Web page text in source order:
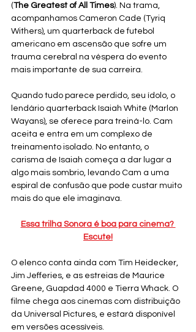
(The Greatest of All Times). Na trama,
acompanhamos Cameron Cade (Tyriq
Withers), um quarterback de futebol
americano em ascensão que sofre um
trauma cerebral na véspera do evento
mais importante de sua carreira.
Quando tudo parece perdido, seu ídolo, o
lendário quarterback Isaiah White (Marlon
Wayans), se oferece para treiná-lo. Cam
aceita e entra em um complexo de
treinamento isolado. No entanto, o
carisma de Isaiah começa a dar lugar a
algo mais sombrio, levando Cam a uma
espiral de confusão que pode custar muito
mais do que ele imaginava.
Essa trilha Sonora é boa para cinema?
Escute!
O elenco conta ainda com Tim Heidecker,
Jim Jefferies, e as estreias de Maurice
Greene, Guapdad 4000 e Tierra Whack. O
filme chega aos cinemas com distribuição
da Universal Pictures, e estará disponível
em versões acessíveis.